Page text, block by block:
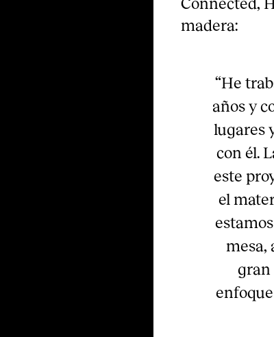
madera:
“He
años y
lugares
con él.
este
el
mesa,
gran